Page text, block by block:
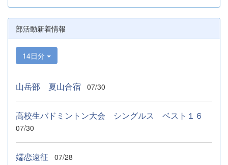
部活動新着情報
14日分
山岳部 夏山合宿 07/30
高校生バドミントン大会 シングルス ベスト１６
07/30
嬬恋遠征 07/28